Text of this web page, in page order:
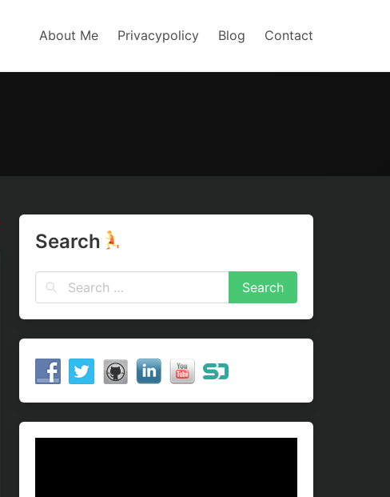
About Me Privacypolicy Blog Contact
Search